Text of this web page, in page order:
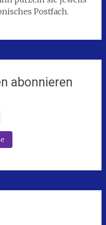
Postfach.
abonnieren